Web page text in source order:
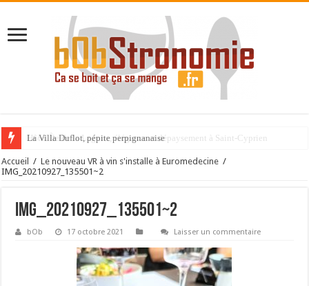
La Villa Duflot, pépite perpignanaise
Accueil / Le nouveau VR à vin s'installe à Euromedecine /
IMG_20210927_135501~2
IMG_20210927_135501~2
bOb 17 octobre 2021 Laisser un commentaire